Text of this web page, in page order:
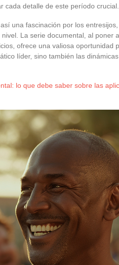
cada detalle de este período crucial.
una fascinación por los
La serie documental, al poner
ofrece una valiosa oportunidad
líder, sino también las
lo que debe saber sobre las